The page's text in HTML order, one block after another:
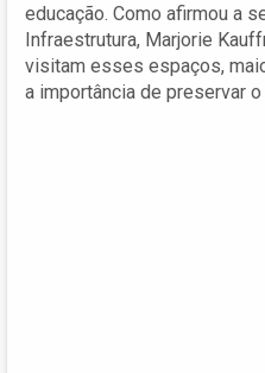
educação. Como afirmou a
Infraestrutura, Marjorie
visitam esses espaços,
a importância de preservar